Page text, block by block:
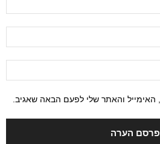
והאתר שלי לפעם הבאה שאגיב.